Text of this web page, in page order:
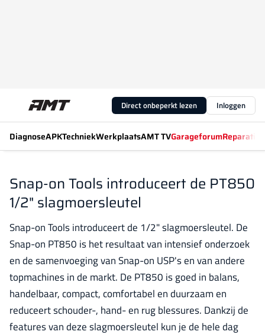
Direct onbeperkt lezen Inloggen
DiagnoseAPKTechniekWerkplaatsAMT TVGarageforum
Snap-on Tools introduceert de PT850
1/2" slagmoersleutel
Snap-on Tools introduceert de 1/2" slagmoersleutel. De
Snap-on PT850 is het resultaat van intensief onderzoek
en de samenvoeging van Snap-on USP's en van andere
topmachines in de markt. De PT850 is goed in balans,
handelbaar, compact, comfortabel en duurzaam en
reduceert schouder-, hand- en rug blessures. Dankzij de
features van deze slagmoersleutel kun je de hele dag